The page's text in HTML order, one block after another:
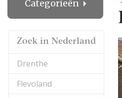
Categorieën
Zoek in Nederland
Drenthe
Flevoland